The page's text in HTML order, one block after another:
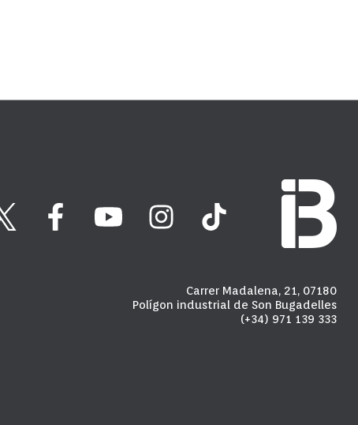
Carrer Madalena, 21, 07180
Polígon industrial de Son Bugadelles
(+34) 971 139 333